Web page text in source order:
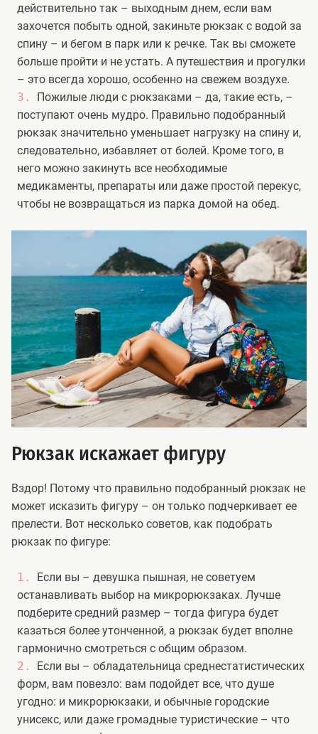
действительно так – выходным днем, если вам
захочется побыть одной, закиньте рюкзак с водой за
спину – и бегом в парк или к речке. Так вы сможете
больше пройти и не устать. А путешествия и прогулки
– это всегда хорошо, особенно на свежем воздухе.
Пожилые люди с рюкзаками – да, такие есть, –
поступают очень мудро. Правильно подобранный
рюкзак значительно уменьшает нагрузку на спину и,
следовательно, избавляет от болей. Кроме того, в
него можно закинуть все необходимые
медикаменты, препараты или даже простой перекус,
чтобы не возвращаться из парка домой на обед.
Рюкзак искажает фигуру
Вздор! Потому что правильно подобранный рюкзак не
может исказить фигуру – он только подчеркивает ее
прелести. Вот несколько советов, как подобрать
рюкзак по фигуре:
Если вы – девушка пышная, не советуем
останавливать выбор на микрорюкзаках. Лучше
подберите средний размер – тогда фигура будет
казаться более утонченной, а рюкзак будет вполне
гармонично смотреться с общим образом.
Если вы – обладательница среднестатистических
форм, вам повезло: вам подойдет все, что душе
угодно: и микрорюкзаки, и обычные городские
унисекс, или даже громадные туристические – что